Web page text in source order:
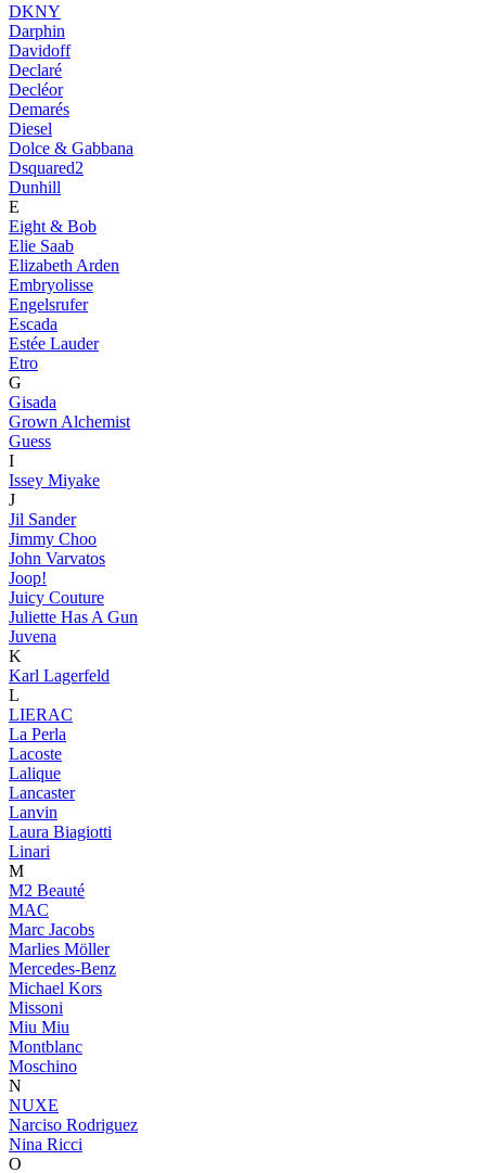
DKNY
Darphin
Davidoff
Declaré
Decléor
Demarés
Diesel
Dolce & Gabbana
Dsquared2
Dunhill
E
Eight & Bob
Elie Saab
Elizabeth Arden
Embryolisse
Engelsrufer
Escada
Estée Lauder
Etro
G
Gisada
Grown Alchemist
Guess
I
Issey Miyake
J
Jil Sander
Jimmy Choo
John Varvatos
Joop!
Juicy Couture
Juliette Has A Gun
Juvena
K
Karl Lagerfeld
L
LIERAC
La Perla
Lacoste
Lalique
Lancaster
Lanvin
Laura Biagiotti
Linari
M
M2 Beauté
MAC
Marc Jacobs
Marlies Möller
Mercedes-Benz
Michael Kors
Missoni
Miu Miu
Montblanc
Moschino
N
NUXE
Narciso Rodriguez
Nina Ricci
O